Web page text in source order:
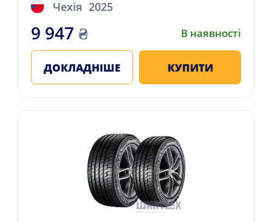
Чехія 2025
9 947 ₴ В наявності
ДОКЛАДНІШЕ КУПИТИ